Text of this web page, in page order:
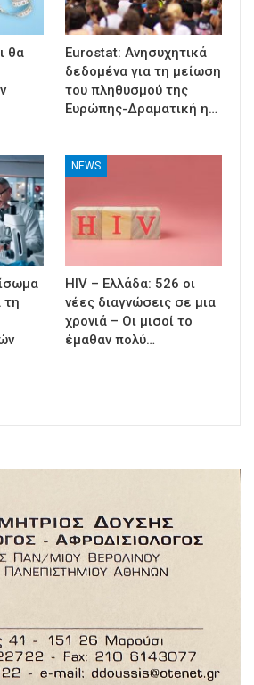
θα
Eurostat: Ανησυχητικά
δεδομένα για τη μείωση
του πληθυσμού της
Ευρώπης-Δραματική η…
τη
NEWS
HIV – Ελλάδα: 526 οι
νέες διαγνώσεις σε μια
χρονιά – Οι μισοί το
έμαθαν πολύ…